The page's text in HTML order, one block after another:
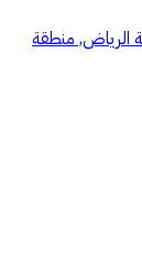
الرياض, منطقة